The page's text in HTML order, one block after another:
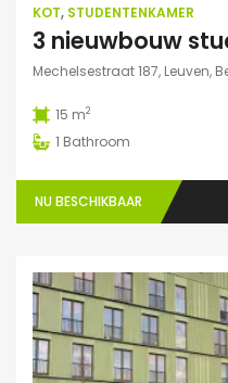
KOT, STUDENTENKAMER
Mechelsestraat 187, Leuven,
15 m2
1 Bathroom
NU BESCHIKBAAR